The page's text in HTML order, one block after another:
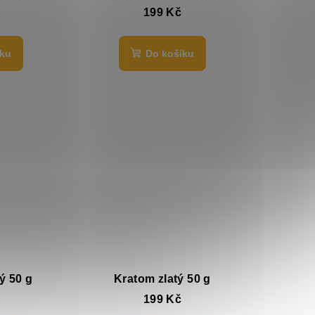
199 Kč
Do košíku
50 g
Kratom zlatý 50 g
199 Kč